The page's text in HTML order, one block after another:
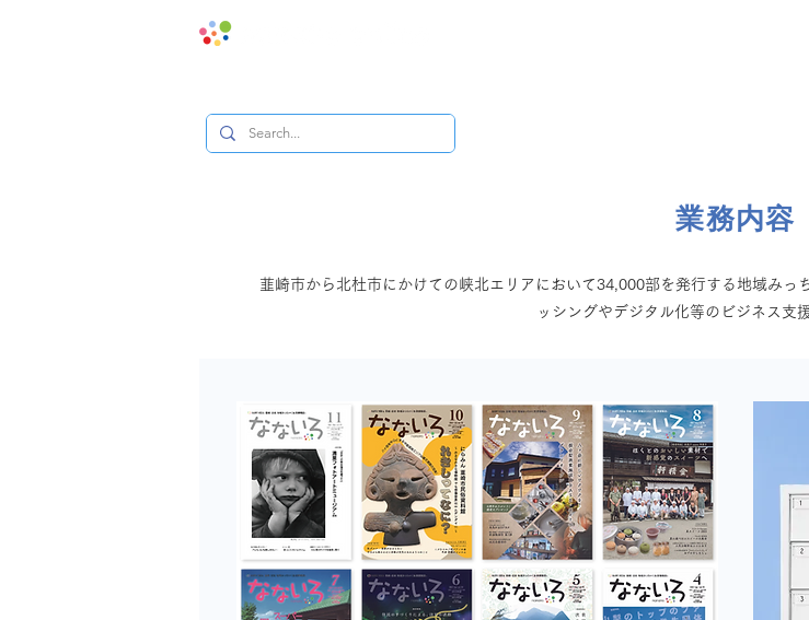
業務内容
韮崎市から北杜市にかけての峡北エリアにおいて34,000部を発行する地域みっ
ッシングやデジタル化等のビジネス支